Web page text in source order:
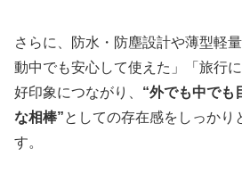
さらに、防水・防塵設計や薄型軽
動中でも安心して使えた」「旅行
好印象につながり、 “外でも中でも
な相棒”としての存在感をしっかり
す。